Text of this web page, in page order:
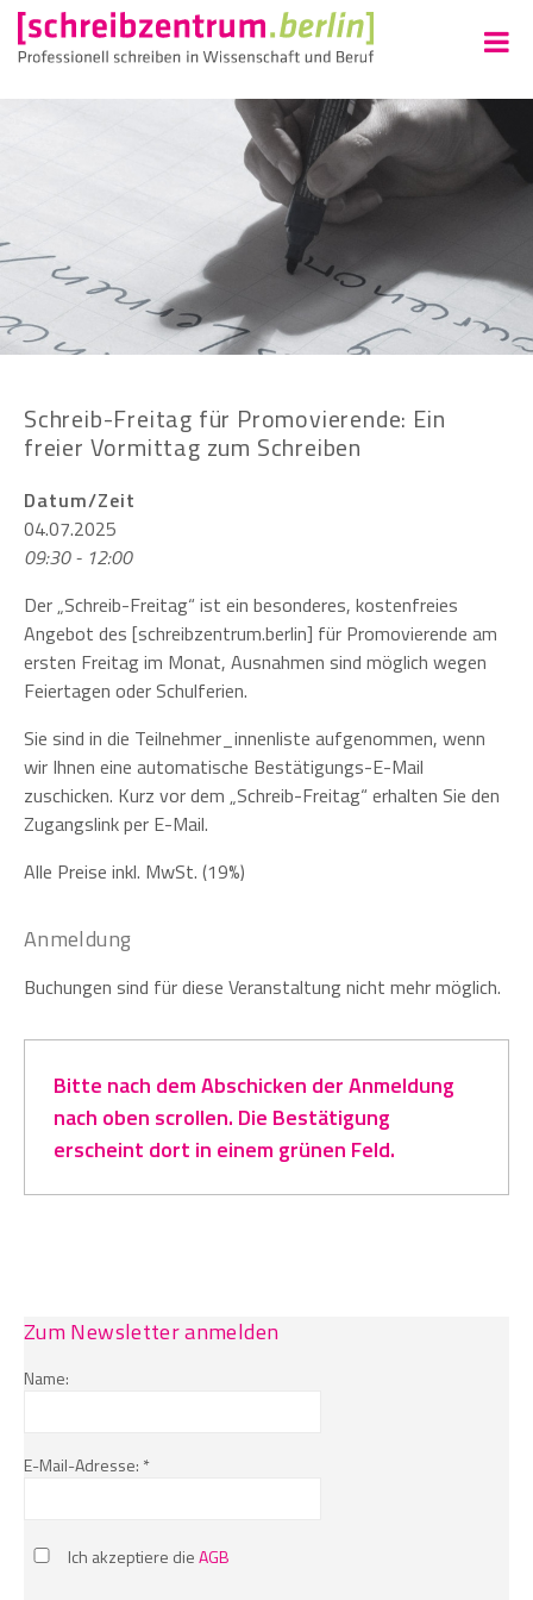
Schreib-Freitag für Promovierende: Ein
freier Vormittag zum Schreiben
Datum/Zeit
04.07.2025
09:30 - 12:00
Der „Schreib-Freitag“ ist ein besonderes, kostenfreies
Angebot des [schreibzentrum.berlin] für Promovierende am
ersten Freitag im Monat, Ausnahmen sind möglich wegen
Feiertagen oder Schulferien.
Sie sind in die Teilnehmer_innenliste aufgenommen, wenn
wir Ihnen eine automatische Bestätigungs-E-Mail
zuschicken. Kurz vor dem „Schreib-Freitag“ erhalten Sie den
Zugangslink per E-Mail.
Alle Preise inkl. MwSt. (19%)
Anmeldung
Buchungen sind für diese Veranstaltung nicht mehr möglich.
Bitte nach dem Abschicken der Anmeldung
nach oben scrollen. Die Bestätigung
erscheint dort in einem grünen Feld.
Zum Newsletter anmelden
Name:
E-Mail-Adresse: *
Ich akzeptiere dieAGB